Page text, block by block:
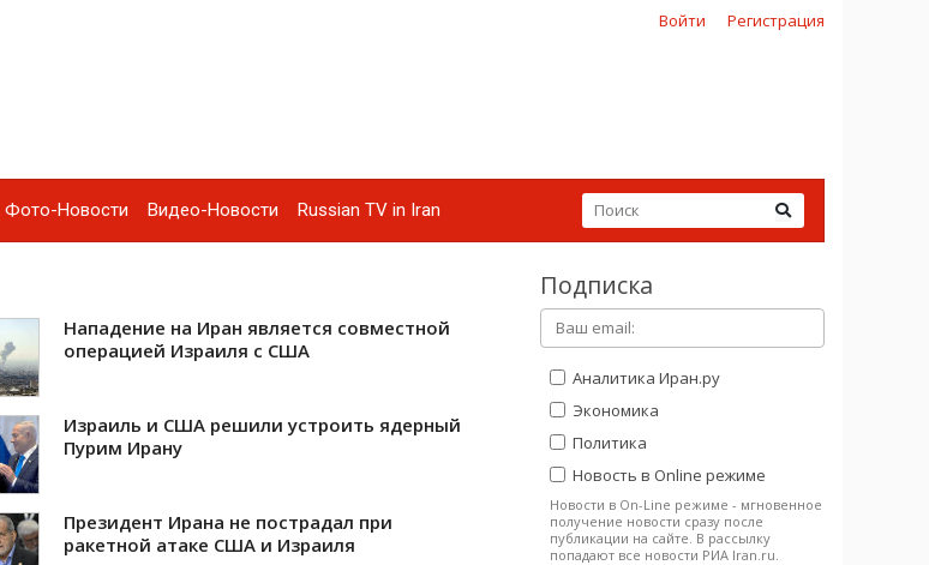
Войти Регистрация
Фото-Новости Видео-Новости Russian TV in Iran
Нападение на Иран является совместной
операцией Израиля с США
Израиль и США решили устроить ядерный
Пурим Ирану
Президент Ирана не пострадал при
ракетной атаке США и Израиля
Подписка
Аналитика Иран.ру
Экономика
Политика
Новость в Online режиме
Новости в On-Line режиме - мгновенное
получение новости сразу после
публикации на сайте. В рассылку
попадают все новости РИА Iran.ru.